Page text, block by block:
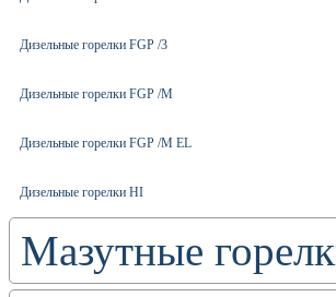
Дизельные горелки FGP /3
Дизельные горелки FGP /M
Дизельные горелки FGP /M EL
Дизельные горелки HI
Мазутные